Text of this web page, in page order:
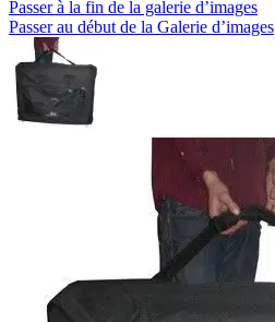
Passer à la fin de la galerie d’images
Passer au début de la Galerie d’images